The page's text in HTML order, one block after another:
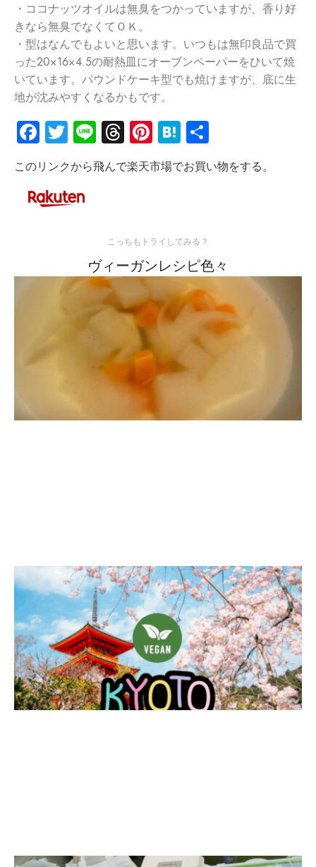
・ココナッツオイルは無臭をつかっていますが、香り好
きなら無臭でなくてＯＫ。
・型はなんでもよいと思います。いつもは無印良品で買
った20×16×4.5の耐熱皿にオーブンペーパーをひいて焼
いています。パウンドケーキ型でも焼けますが、底に生
地が沈みやすくなるかもです。
Facebook
Twitter
LineThreads
Pinterest
Hatena
有
このリンクから飛んで楽天市場でお買い物をする。
こっちもトライしてみる？
ヴィーガンレシピ色々